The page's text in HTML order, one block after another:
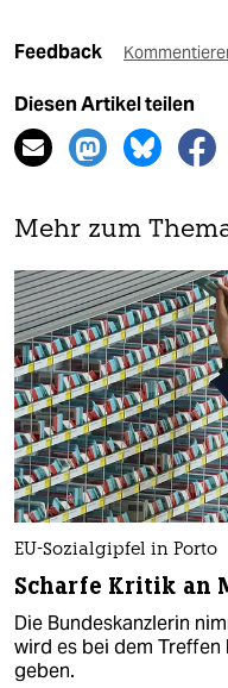
Feedback
Diesen Artikel teilen
Mehr zum
EU-Sozialgipfel in Porto
Scharfe Kritik an
Die Bundeskanzlerin
wird es bei dem
geben.